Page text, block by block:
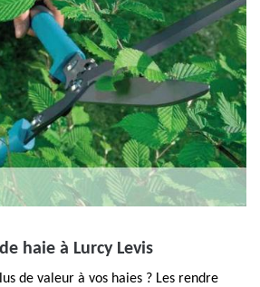
haie à Lurcy Levis
de valeur à vos haies ? Les rendre